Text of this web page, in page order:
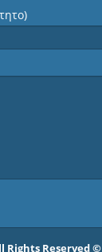
Rights Reserved ©